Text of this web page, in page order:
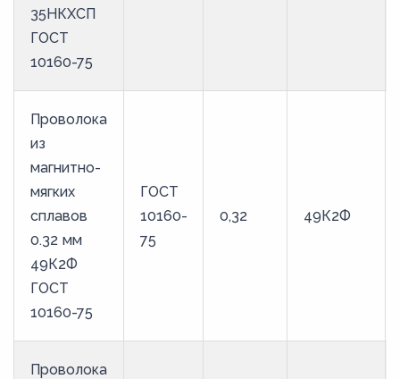
35НКХСП
ГОСТ
10160-75
Проволока
из
магнитно-
мягких
сплавов
0.32 мм
49К2Ф
ГОСТ
10160-75
ГОСТ
10160-
75
0,32 49К2Ф
Проволока